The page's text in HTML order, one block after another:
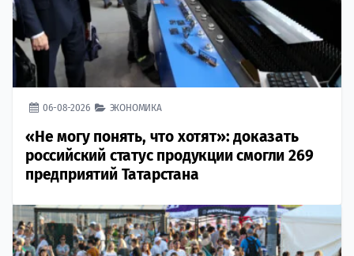
06-08-2026 ЭКОНОМИКА
«Не могу понять, что хотят»: доказать
российский статус продукции смогли 269
предприятий Татарстана